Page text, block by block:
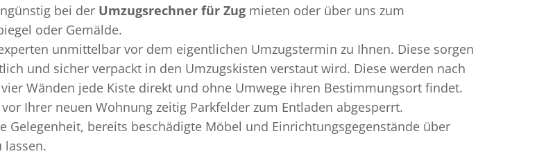
bei der Umzugsrechner für Zug mieten oder über uns zum
oder Gemälde.
unmittelbar vor dem eigentlichen Umzugstermin zu Ihnen. Diese sorgen
und sicher verpackt in den Umzugskisten verstaut wird. Diese werden nach
Wänden jede Kiste direkt und ohne Umwege ihren Bestimmungsort findet.
Ihrer neuen Wohnung zeitig Parkfelder zum Entladen abgesperrt.
Gelegenheit, bereits beschädigte Möbel und Einrichtungsgegenstände über
lassen.